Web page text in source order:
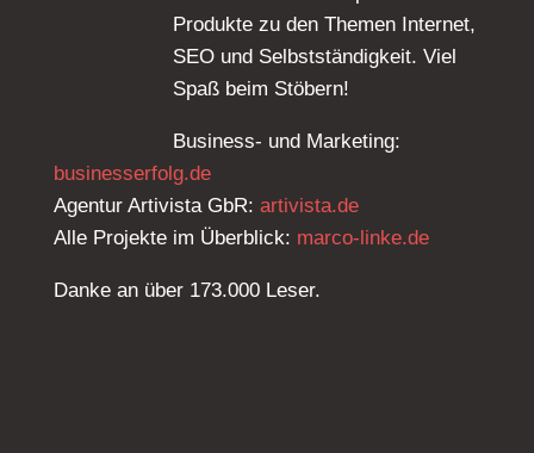
Produkte zu den Themen Internet,
SEO und Selbstständigkeit. Viel
Spaß beim Stöbern!
Business- und Marketing:
businesserfolg.de
Agentur Artivista GbR: artivista.de
Alle Projekte im Überblick: marco-linke.de
Danke an über 173.000 Leser.